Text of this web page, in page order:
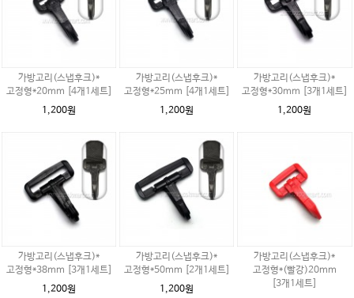
가방고리(스냅후크)*
고정형*20mm [4개1세트]
1,200원
가방고리(스냅후크)*
고정형*25mm [4개1세트]
1,200원
가방고리(스냅후크)*
고정형*30mm [3개1세트]
1,200원
가방고리(스냅후크)*
고정형*38mm [3개1세트]
1,200원
가방고리(스냅후크)*
고정형*50mm [2개1세트]
1,200원
가방고리(스냅후크)*
고정형*(빨강)20mm
[3개1세트]